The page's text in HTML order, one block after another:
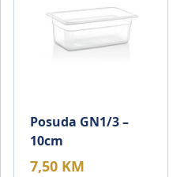
Posuda GN1/3 –
10cm
7,50 KM